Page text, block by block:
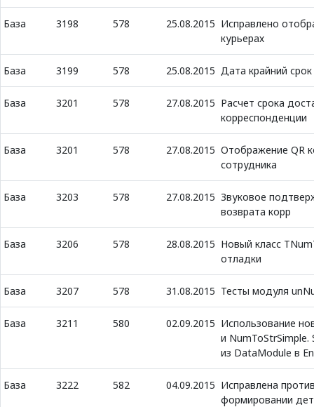
База 3198 578 25.08.2015 Исправлено
курьерах
База 3199 578 25.08.2015 Дата крайний
База 3201 578 27.08.2015 Расчет срока
корреспонденции
База 3201 578 27.08.2015 Отображение QR
сотрудника
База 3203 578 27.08.2015 Звуковое
возврата корр
База 3206 578 28.08.2015 Новый класс
отладки
База 3207 578 31.08.2015 Тесты модуля
База 3211 580 02.09.2015 Использование
и NumToStrSimple.
из DataModule в
База 3222 582 04.09.2015 Исправлена
формировании